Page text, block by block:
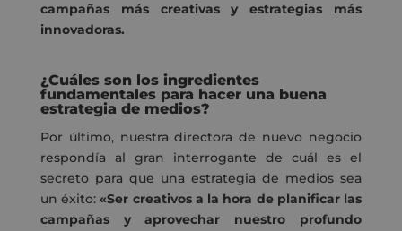
campañas más creativas y estrategias más
innovadoras.
¿Cuáles son los ingredientes
fundamentales para hacer una buena
estrategia de medios?
Por último, nuestra directora de nuevo negocio
respondía al gran interrogante de cuál es el
secreto para que una estrategia de medios sea
un éxito:«Ser creativos a la hora de planificar las
campañas y aprovechar nuestro profundo